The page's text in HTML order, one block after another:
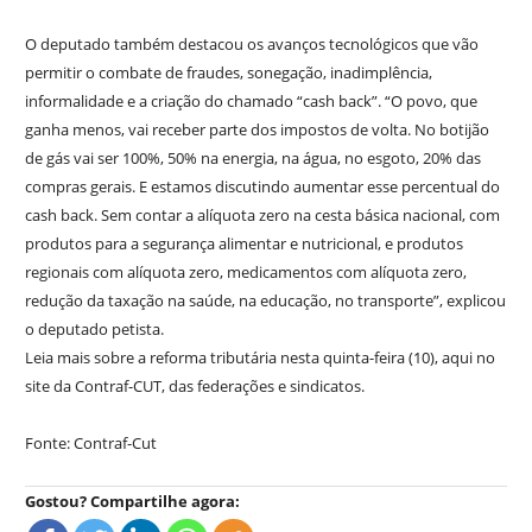
O deputado também destacou os avanços tecnológicos que vão
permitir o combate de fraudes, sonegação, inadimplência,
informalidade e a criação do chamado “cash back”. “O povo, que
ganha menos, vai receber parte dos impostos de volta. No botijão
de gás vai ser 100%, 50% na energia, na água, no esgoto, 20% das
compras gerais. E estamos discutindo aumentar esse percentual do
cash back. Sem contar a alíquota zero na cesta básica nacional, com
produtos para a segurança alimentar e nutricional, e produtos
regionais com alíquota zero, medicamentos com alíquota zero,
redução da taxação na saúde, na educação, no transporte”, explicou
o deputado petista.
Leia mais sobre a reforma tributária nesta quinta-feira (10), aqui no
site da Contraf-CUT, das federações e sindicatos.
Fonte: Contraf-Cut
Gostou? Compartilhe agora: